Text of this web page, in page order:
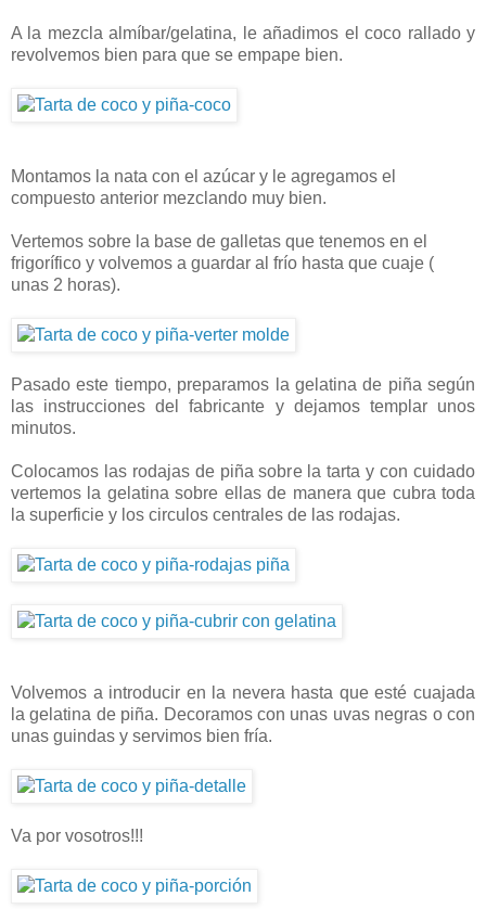
A la mezcla almíbar/gelatina, le añadimos el coco rallado y
revolvemos bien para que se empape bien.
Montamos la nata con el azúcar y le agregamos el
compuesto anterior mezclando muy bien.
Vertemos sobre la base de galletas que tenemos en el
frigorífico y volvemos a guardar al frío hasta que cuaje (
unas 2 horas).
Pasado este tiempo, preparamos la gelatina de piña según
las instrucciones del fabricante y dejamos templar unos
minutos.
Colocamos las rodajas de piña sobre la tarta y con cuidado
vertemos la gelatina sobre ellas de manera que cubra toda
la superficie y los circulos centrales de las rodajas.
Volvemos a introducir en la nevera hasta que esté cuajada
la gelatina de piña. Decoramos con unas uvas negras o con
unas guindas y servimos bien fría.
Va por vosotros!!!